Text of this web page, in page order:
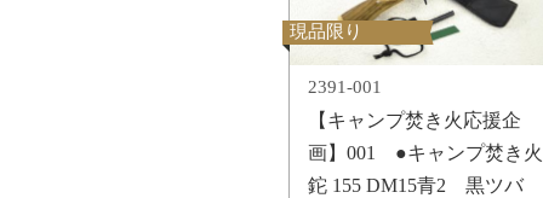
現品限り
2391-001
【キャンプ焚き火応援企
画】001 ●キャンプ焚き火
鉈 155 DM15青2 黒ツバ